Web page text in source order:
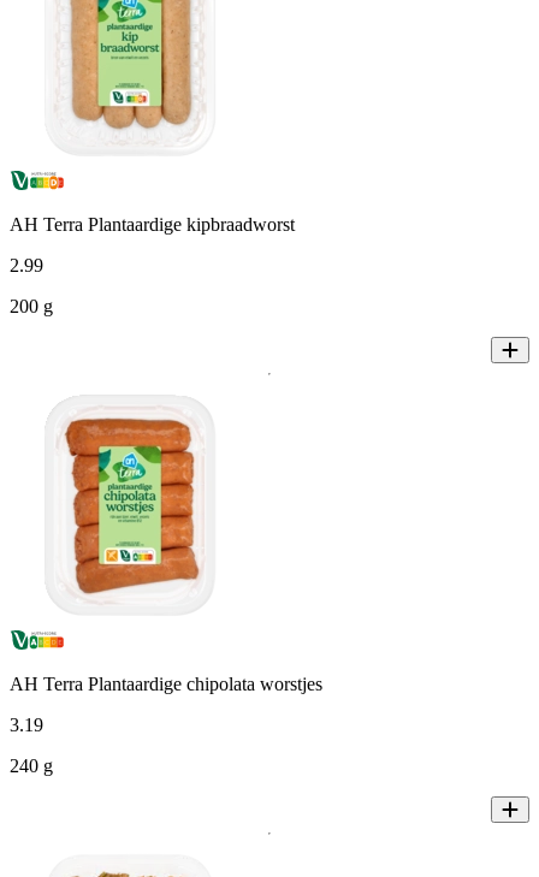
AH Terra Plantaardige kipbraadworst
2.99
200 g
AH Terra Plantaardige chipolata worstjes
3.19
240 g